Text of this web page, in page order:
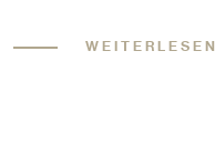
WEITERLESEN